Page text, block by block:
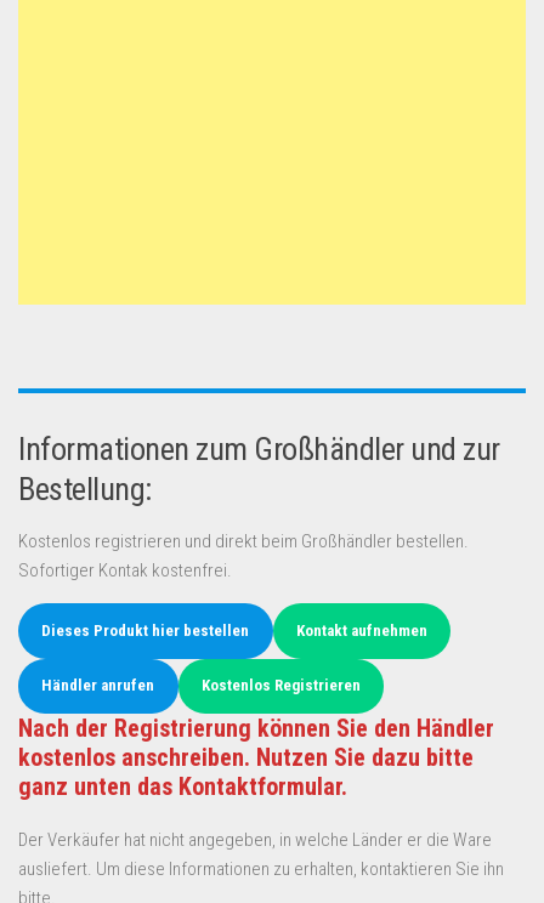
Informationen zum Großhändler und zur
Bestellung:
Kostenlos registrieren und direkt beim Großhändler bestellen.
Sofortiger Kontak kostenfrei.
Dieses Produkt hier bestellen Kontakt aufnehmen
Händler anrufen Kostenlos Registrieren
Nach der Registrierung können Sie den Händler
kostenlos anschreiben. Nutzen Sie dazu bitte
ganz unten das Kontaktformular.
Der Verkäufer hat nicht angegeben, in welche Länder er die Ware
ausliefert. Um diese Informationen zu erhalten, kontaktieren Sie ihn
bitte.